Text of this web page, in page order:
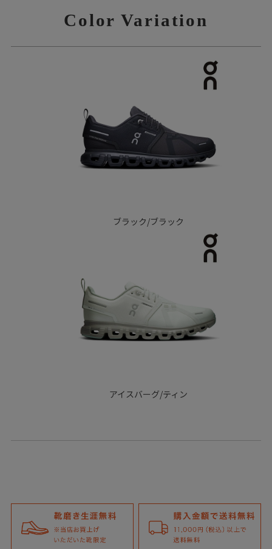
Color Variation
ブラック/ブラック
アイスバーグ/ティン